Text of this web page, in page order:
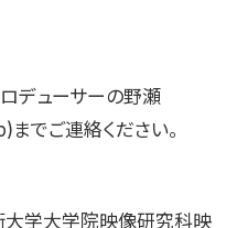
デューサーの野瀬
でご連絡ください。
学大学院映像研究科映